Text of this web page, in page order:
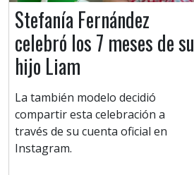
Stefanía Fernández
celebró los 7 meses de su
hijo Liam
La también modelo decidió
compartir esta celebración a
través de su cuenta oficial en
Instagram.